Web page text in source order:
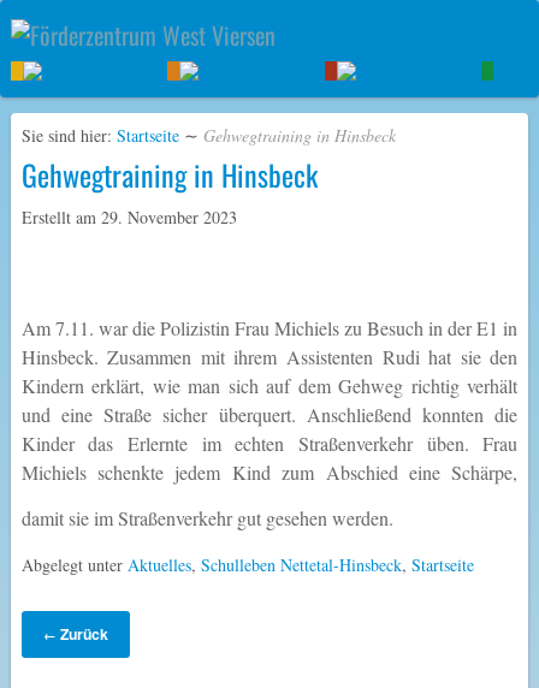
Sie sind hier: Startseite ∼ Gehwegtraining in Hinsbeck
Gehwegtraining in Hinsbeck
Erstellt am 29. November 2023
Am 7.11. war die Polizistin Frau Michiels zu Besuch in der E1 in
Hinsbeck. Zusammen mit ihrem Assistenten Rudi hat sie den
Kindern erklärt, wie man sich auf dem Gehweg richtig verhält
und eine Straße sicher überquert. Anschließend konnten die
Kinder das Erlernte im echten Straßenverkehr üben. Frau
Michiels schenkte jedem Kind zum Abschied eine Schärpe,
damit sie im Straßenverkehr gut gesehen werden.
Abgelegt unter Aktuelles, Schulleben Nettetal-Hinsbeck, Startseite
← Zurück